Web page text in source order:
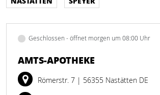
Geschlossen - öffnet morgen um 08:00 Uhr
AMTS-APOTHEKE
Römerstr. 7 | 56355 Nastätten DE